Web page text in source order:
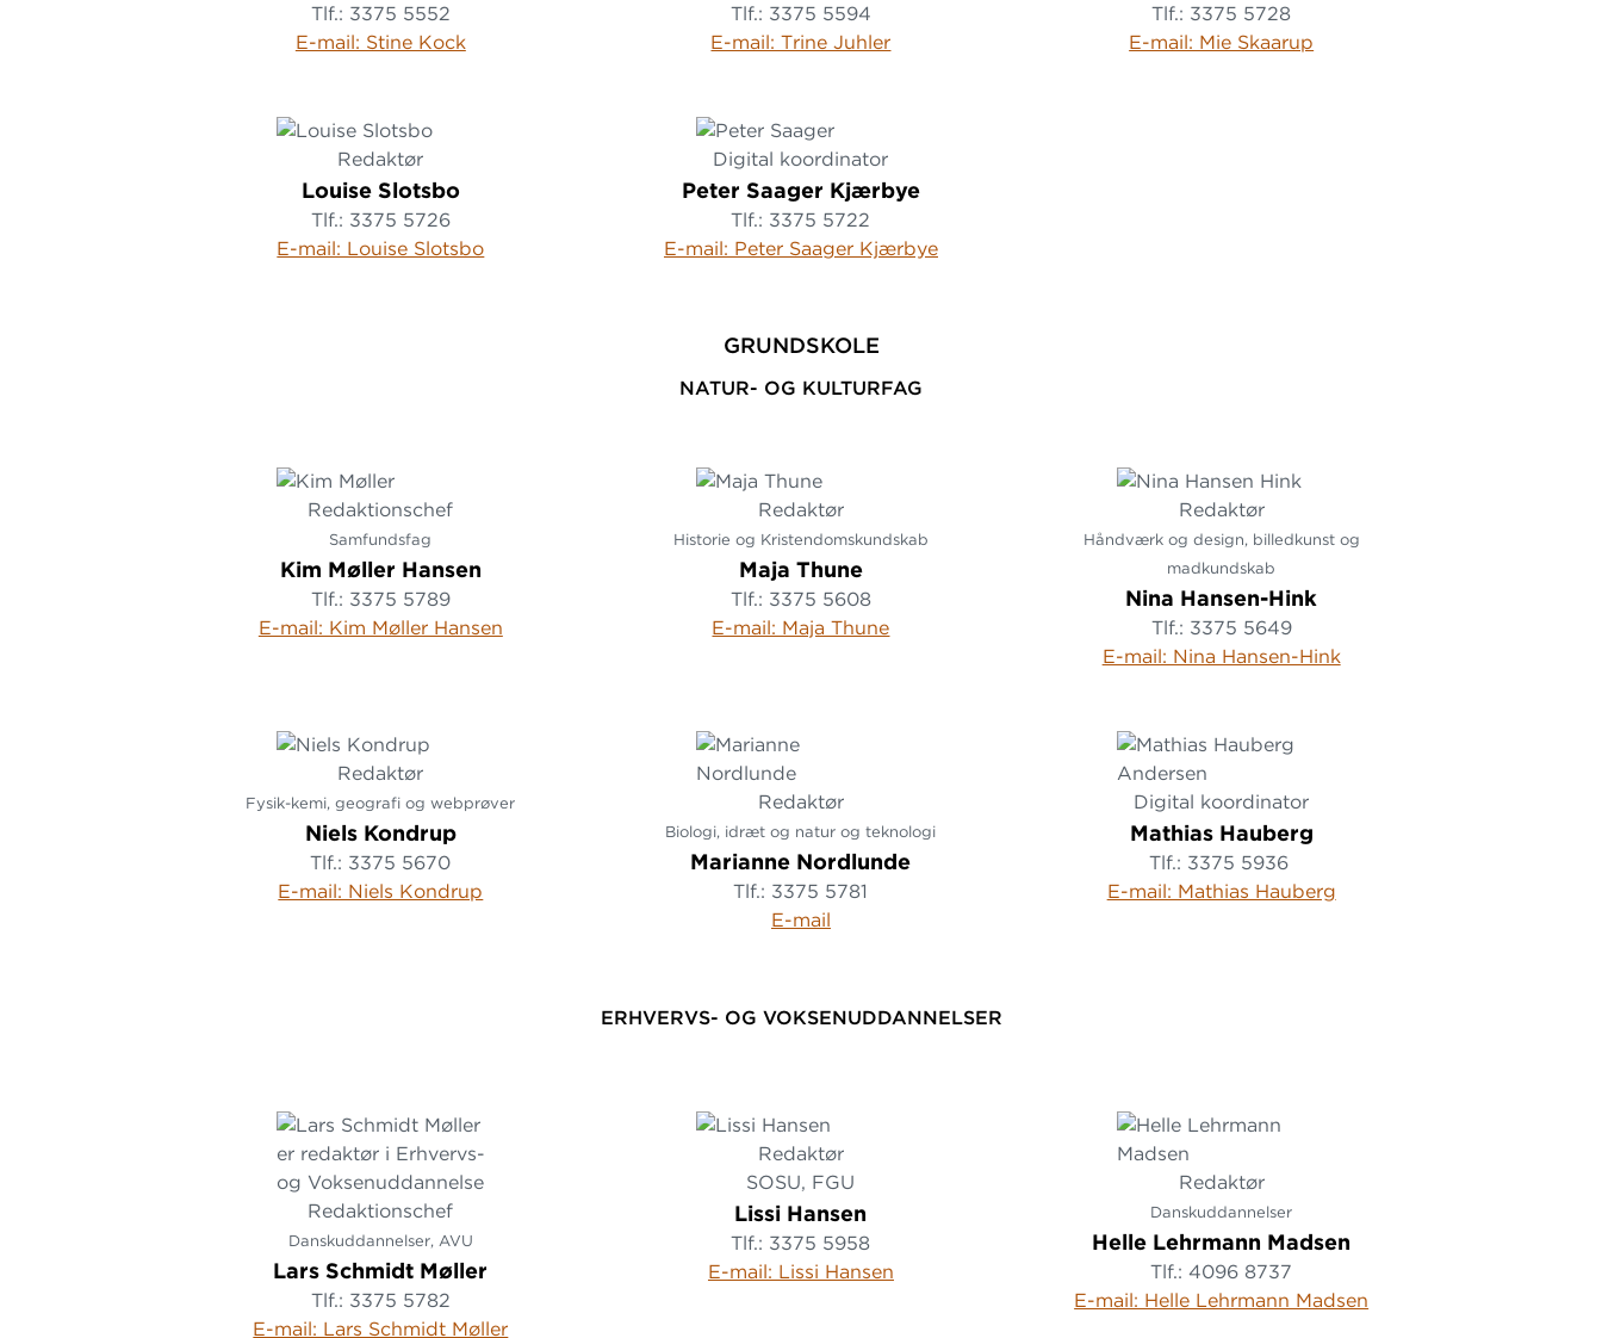
Tlf.: 3375 5552
E-mail: Stine Kock
Tlf.: 3375 5594
E-mail: Trine Juhler
Tlf.: 3375 5728
E-mail: Mie Skaarup
Redaktør
Louise Slotsbo
Tlf.: 3375 5726
E-mail: Louise Slotsbo
Digital koordinator
Peter Saager Kjærbye
Tlf.: 3375 5722
E-mail: Peter Saager Kjærbye
GRUNDSKOLE
NATUR- OG KULTURFAG
Redaktionschef
Samfundsfag
Kim Møller Hansen
Tlf.: 3375 5789
E-mail: Kim Møller Hansen
Redaktør
Historie og Kristendomskundskab
Maja Thune
Tlf.: 3375 5608
E-mail: Maja Thune
Redaktør
Håndværk og design, billedkunst og
madkundskab
Nina Hansen-Hink
Tlf.: 3375 5649
E-mail: Nina Hansen-Hink
Redaktør
Fysik-kemi, geografi og webprøver
Niels Kondrup
Tlf.: 3375 5670
E-mail: Niels Kondrup
Redaktør
Biologi, idræt og natur og teknologi
Marianne Nordlunde
Tlf.: 3375 5781
E-mail
Digital koordinator
Mathias Hauberg
Tlf.: 3375 5936
E-mail: Mathias Hauberg
ERHVERVS- OG VOKSENUDDANNELSER
Redaktionschef
Danskuddannelser, AVU
Lars Schmidt Møller
Tlf.: 3375 5782
E-mail: Lars Schmidt Møller
Redaktør
SOSU, FGU
Lissi Hansen
Tlf.: 3375 5958
E-mail: Lissi Hansen
Redaktør
Danskuddannelser
Helle Lehrmann Madsen
Tlf.: 4096 8737
E-mail: Helle Lehrmann Madsen